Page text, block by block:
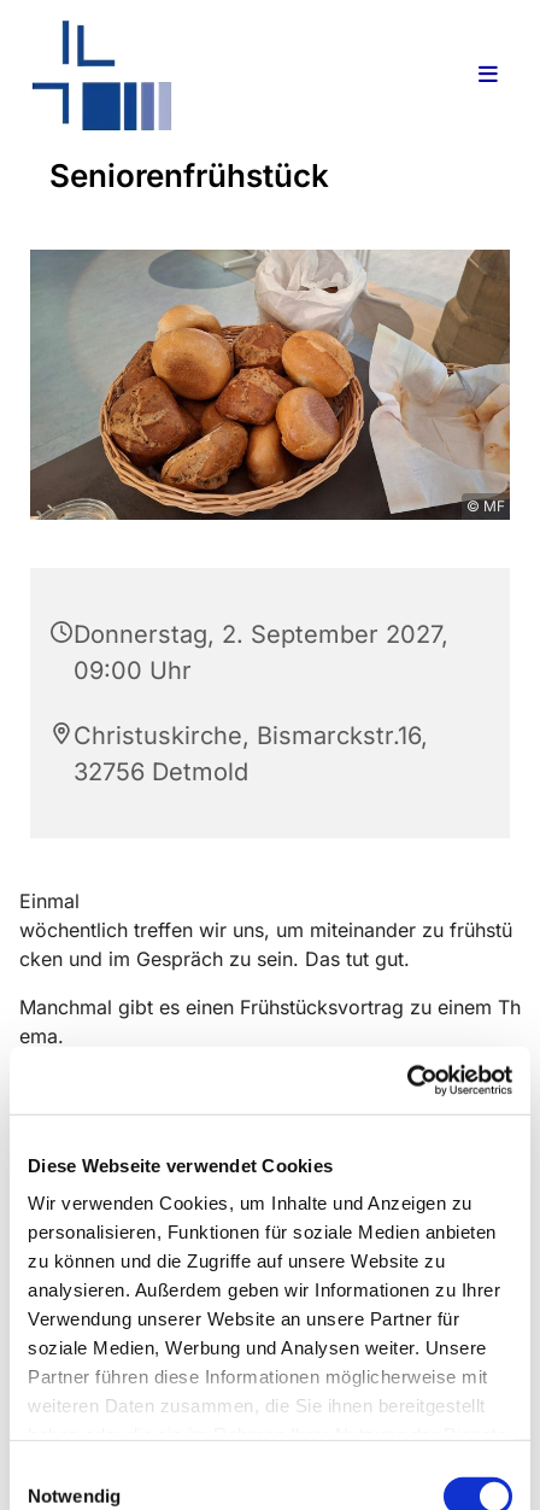
Diese Webseite verwendet Cookies
Wir verwenden Cookies, um Inhalte und Anzeigen zu
personalisieren, Funktionen für soziale Medien anbieten
zu können und die Zugriffe auf unsere Website zu
analysieren. Außerdem geben wir Informationen zu Ihrer
Verwendung unserer Website an unsere Partner für
soziale Medien, Werbung und Analysen weiter. Unsere
Partner führen diese Informationen möglicherweise mit
weiteren Daten zusammen, die Sie ihnen bereitgestellt
Notwendig
Seniorenfrühstück
© MF
Donnerstag, 2. September 2027,
09:00 Uhr
Christuskirche, Bismarckstr.16,
32756 Detmold
Einmal
wöchentlich treffen wir uns, um miteinander zu frühstü
cken und im Gespräch zu sein. Das tut gut.
Manchmal gibt es einen Frühstücksvortrag zu einem Th
ema.